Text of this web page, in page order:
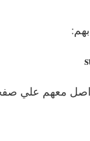
معهم علي